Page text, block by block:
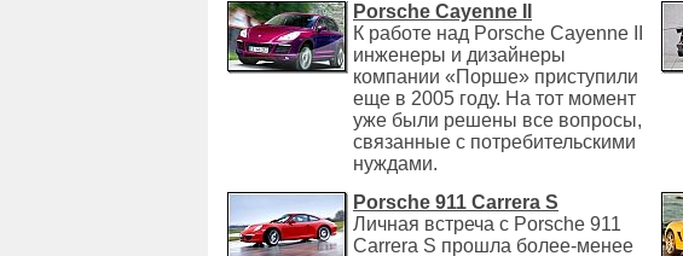
Porsche Cayenne II
К работе над Porsche Cayenne II
инженеры и дизайнеры
компании «Порше» приступили
еще в 2005 году. На тот момент
уже были решены все вопросы,
связанные с потребительскими
нуждами.
Porsche 911 Carrera S
Личная встреча с Porsche 911
Carrera S прошла более-менее